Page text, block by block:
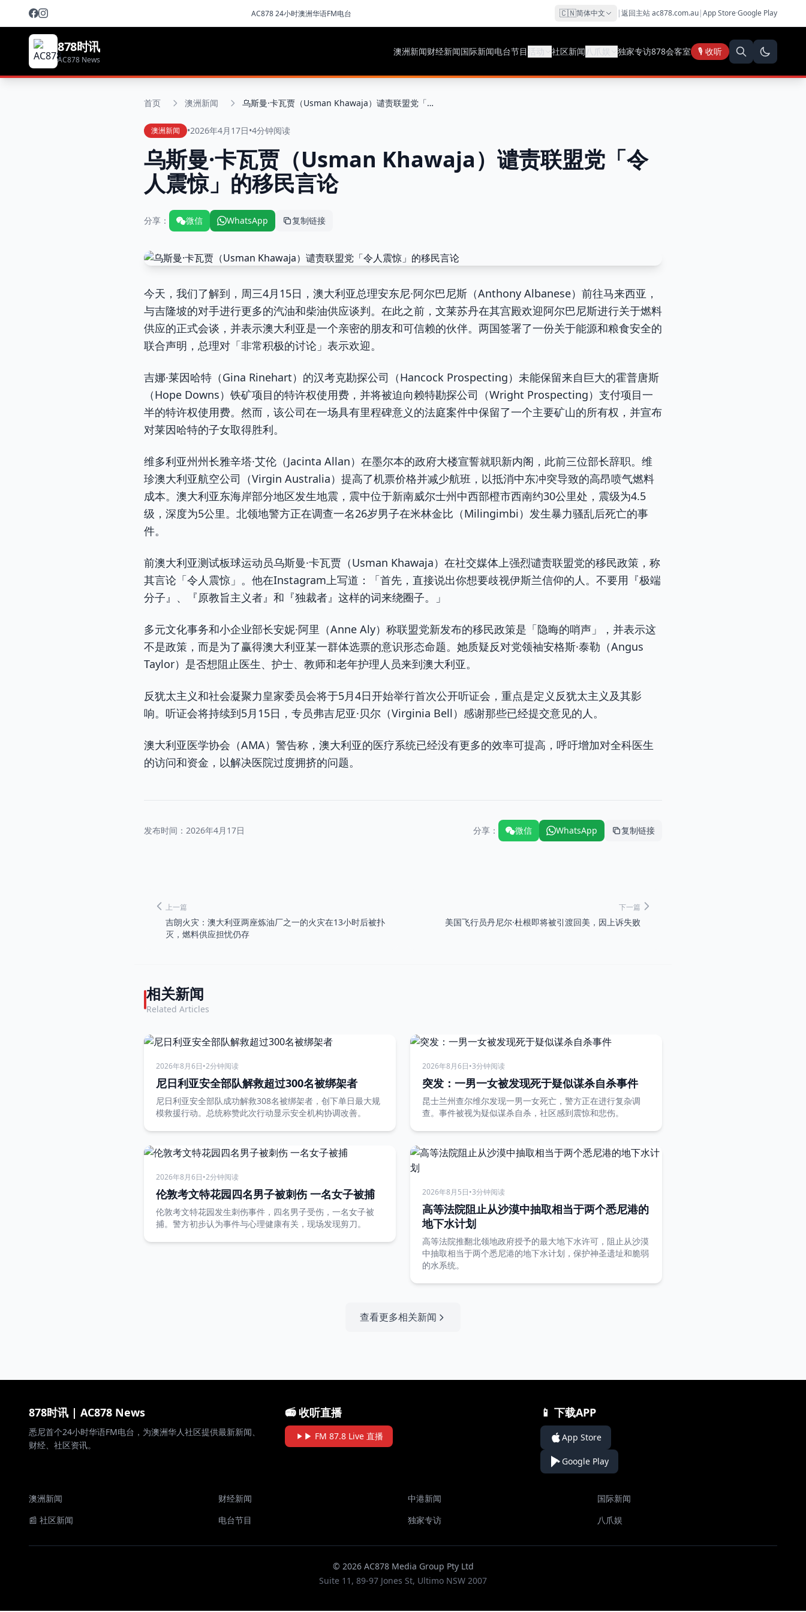
AC878 24小时澳洲华语FM电台 🇨🇳简体中文 |返回主站 ac878.com.au|App Store·Google Play
878时讯
AC878 News
澳洲新闻财经新闻国际新闻电台节目 活动 社区新闻 八爪娱 独家专访878会客室 🎙️ 收听
首页 澳洲新闻 乌斯曼·卡瓦贾（Usman Khawaja）谴责联盟党「令人震惊」的移民言论
澳洲新闻 •2026年4月17日•4分钟阅读
乌斯曼·卡瓦贾（Usman Khawaja）谴责联盟党「令
人震惊」的移民言论
分享： 微信 WhatsApp 复制链接
今天，我们了解到，周三4月15日，澳大利亚总理安东尼·阿尔巴尼斯（Anthony Albanese）前往马来西亚，
与吉隆坡的对手进行更多的汽油和柴油供应谈判。在此之前，文莱苏丹在其宫殿欢迎阿尔巴尼斯进行关于燃料
供应的正式会谈，并表示澳大利亚是一个亲密的朋友和可信赖的伙伴。两国签署了一份关于能源和粮食安全的
联合声明，总理对「非常积极的讨论」表示欢迎。
吉娜·莱因哈特（Gina Rinehart）的汉考克勘探公司（Hancock Prospecting）未能保留来自巨大的霍普唐斯
（Hope Downs）铁矿项目的特许权使用费，并将被迫向赖特勘探公司（Wright Prospecting）支付项目一
半的特许权使用费。然而，该公司在一场具有里程碑意义的法庭案件中保留了一个主要矿山的所有权，并宣布
对莱因哈特的子女取得胜利。
维多利亚州州长雅辛塔·艾伦（Jacinta Allan）在墨尔本的政府大楼宣誓就职新内阁，此前三位部长辞职。维
珍澳大利亚航空公司（Virgin Australia）提高了机票价格并减少航班，以抵消中东冲突导致的高昂喷气燃料
成本。澳大利亚东海岸部分地区发生地震，震中位于新南威尔士州中西部橙市西南约30公里处，震级为4.5
级，深度为5公里。北领地警方正在调查一名26岁男子在米林金比（Milingimbi）发生暴力骚乱后死亡的事
件。
前澳大利亚测试板球运动员乌斯曼·卡瓦贾（Usman Khawaja）在社交媒体上强烈谴责联盟党的移民政策，称
其言论「令人震惊」。他在Instagram上写道：「首先，直接说出你想要歧视伊斯兰信仰的人。不要用『极端
分子』、『原教旨主义者』和『独裁者』这样的词来绕圈子。」
多元文化事务和小企业部长安妮·阿里（Anne Aly）称联盟党新发布的移民政策是「隐晦的哨声」，并表示这
不是政策，而是为了赢得澳大利亚某一群体选票的意识形态命题。她质疑反对党领袖安格斯·泰勒（Angus
Taylor）是否想阻止医生、护士、教师和老年护理人员来到澳大利亚。
反犹太主义和社会凝聚力皇家委员会将于5月4日开始举行首次公开听证会，重点是定义反犹太主义及其影
响。听证会将持续到5月15日，专员弗吉尼亚·贝尔（Virginia Bell）感谢那些已经提交意见的人。
澳大利亚医学协会（AMA）警告称，澳大利亚的医疗系统已经没有更多的效率可提高，呼吁增加对全科医生
的访问和资金，以解决医院过度拥挤的问题。
发布时间： 2026年4月17日 分享： 微信 WhatsApp 复制链接
上一篇
吉朗火灾：澳大利亚两座炼油厂之一的火灾在13小时后被扑
灭，燃料供应担忧仍存
下一篇
美国飞行员丹尼尔·杜根即将被引渡回美，因上诉失败
相关新闻
Related Articles
2026年8月6日•2分钟阅读
尼日利亚安全部队解救超过300名被绑架者
尼日利亚安全部队成功解救308名被绑架者，创下单日最大规
模救援行动。总统称赞此次行动显示安全机构协调改善。
2026年8月6日•3分钟阅读
突发：一男一女被发现死于疑似谋杀自杀事件
昆士兰州查尔维尔发现一男一女死亡，警方正在进行复杂调
查。事件被视为疑似谋杀自杀，社区感到震惊和悲伤。
2026年8月6日•2分钟阅读
伦敦考文特花园四名男子被刺伤 一名女子被捕
伦敦考文特花园发生刺伤事件，四名男子受伤，一名女子被
捕。警方初步认为事件与心理健康有关，现场发现剪刀。
2026年8月5日•3分钟阅读
高等法院阻止从沙漠中抽取相当于两个悉尼港的
地下水计划
高等法院推翻北领地政府授予的最大地下水许可，阻止从沙漠
中抽取相当于两个悉尼港的地下水计划，保护神圣遗址和脆弱
的水系统。
查看更多相关新闻
878时讯 | AC878 News
悉尼首个24小时华语FM电台，为澳洲华人社区提供最新新闻、
财经、社区资讯。
📻 收听直播
▶ FM 87.8 Live 直播
📱 下载APP
App Store
Google Play
澳洲新闻 财经新闻 中港新闻
国际新闻
📰 社区新闻
电台节目 独家专访 八爪娱
© 2026 AC878 Media Group Pty Ltd
Suite 11, 89-97 Jones St, Ultimo NSW 2007